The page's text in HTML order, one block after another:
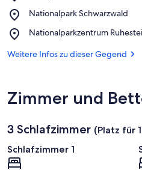
Schwarzwald
Nord
Nationalpark Schwarzwald
Place,
Schwarzwald
Nationalparkzentrum
Place,
Ruhestein
Weitere Infos zu dieser Gegend
Zimmer und
3 Schlafzimmer (Platz für
Schlafzimmer 1